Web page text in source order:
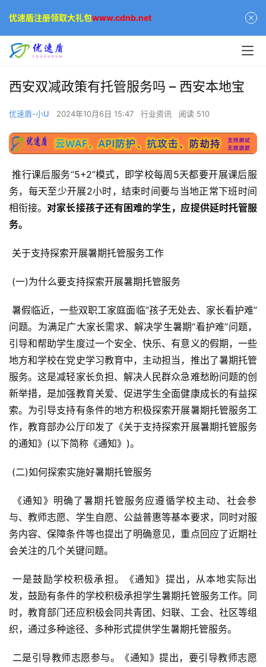
西安双减政策有托管服务吗 – 西安本地宝
优速盾-小U 2024年10月6日 15:47 行业资讯 阅读 510
推行课后服务“5+2”模式，即学校每周5天都要开展课后服
务，每天至少开展2小时，结束时间要与当地正常下班时间
相衔接。 对家长接孩子还有困难的学生，应提供延时托管服
务。
关于支持探索开展暑期托管服务工作
(一)为什么要支持探索开展暑期托管服务
暑假临近，一些双职工家庭面临“孩子无处去、家长看护难”
问题。为满足广大家长需求、解决学生暑期“看护难”问题，
引导和帮助学生度过一个安全、快乐、有意义的假期，一些
地方和学校在党史学习教育中，主动担当，推出了暑期托管
服务。这是减轻家长负担、解决人民群众急难愁盼问题的创
新举措，是加强教育关爱、促进学生全面健康成长的有益探
索。为引导支持有条件的地方积极探索开展暑期托管服务工
作，教育部办公厅印发了《关于支持探索开展暑期托管服务
的通知》(以下简称《通知》)。
(二)如何探索实施好暑期托管服务
与、教师志愿、学生自愿、公益普惠等基本要求，同时对服
务内容、保障条件等也提出了明确意见，重点回应了近期社
会关注的几个关键问题。
一是鼓励学校积极承担。《通知》提出，从本地实际出
发，鼓励有条件的学校积极承担学生暑期托管服务工作。同
时，教育部门还应积极会同共青团、妇联、工会、社区等组
织，通过多种途径、多种形式提供学生暑期托管服务。
优速盾注册领取大礼包www.cdnb.net